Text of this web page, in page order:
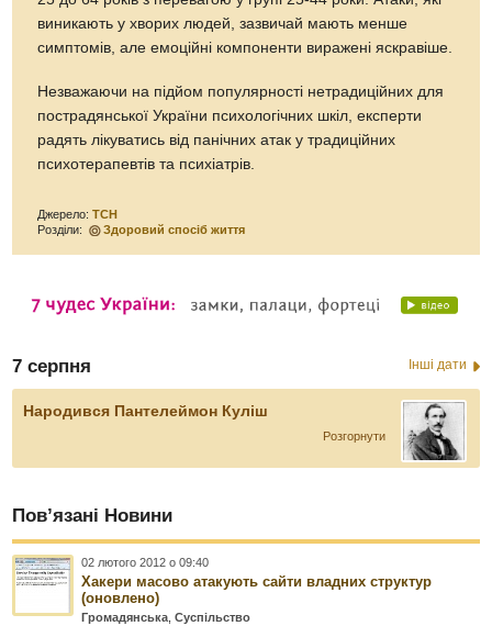
виникають у хворих людей, зазвичай мають менше
симптомів, але емоційні компоненти виражені яскравіше.
Незважаючи на підйом популярності нетрадиційних для
пострадянської України психологічних шкіл, експерти
радять лікуватись від панічних атак у традиційних
психотерапевтів та психіатрів.
Джерело:ТСН
Розділи:
Здоровий спосіб життя
7 серпня Інші дати
Народився Пантелеймон Куліш
Розгорнути
Пов’язані Новини
02 лютого 2012 о 09:40
Хакери масово атакують сайти владних структур
(оновлено)
Громадянська ,Суспільство